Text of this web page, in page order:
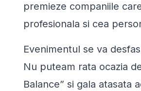
premieze companiile
profesionala si cea
Evenimentul se va
Nu puteam rata ocazia
Balance” si gala atasata